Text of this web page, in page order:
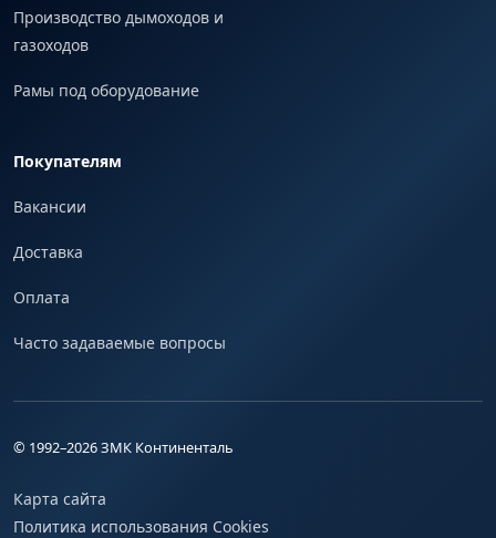
Производство дымоходов и
газоходов
Рамы под оборудование
Покупателям
Вакансии
Доставка
Оплата
Часто задаваемые вопросы
© 1992–2026ЗМК Континенталь
Карта сайта
Политика использования Cookies